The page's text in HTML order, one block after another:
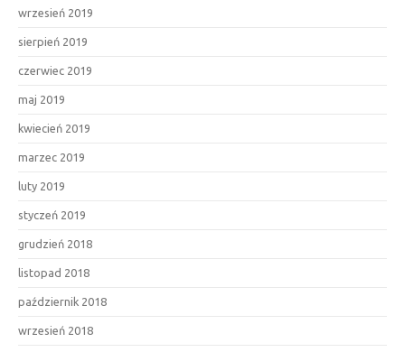
wrzesień 2019
sierpień 2019
czerwiec 2019
maj 2019
kwiecień 2019
marzec 2019
luty 2019
styczeń 2019
grudzień 2018
listopad 2018
październik 2018
wrzesień 2018